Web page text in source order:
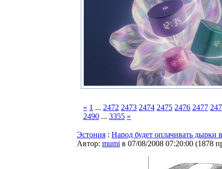
« 1 ... 2472 2473 2474 2475 2476 2477
2490 ... 3355 »
Эстония : Народ будет оплачивать дырки
Автор: mumi в 07/08/2008 07:20:00 (1878